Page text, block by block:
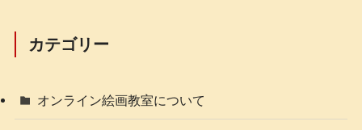
カテゴリー
オンライン絵画教室について